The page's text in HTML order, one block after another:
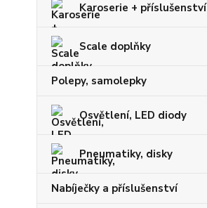
Karoserie + příslušenství
Scale doplňky
Polepy, samolepky
Osvětlení, LED diody
Pneumatiky, disky
Nabíječky a příslušenství